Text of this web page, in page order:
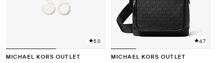
5.0
MICHAEL KORS OUTLET
4.7
MICHAEL KORS OUTLET